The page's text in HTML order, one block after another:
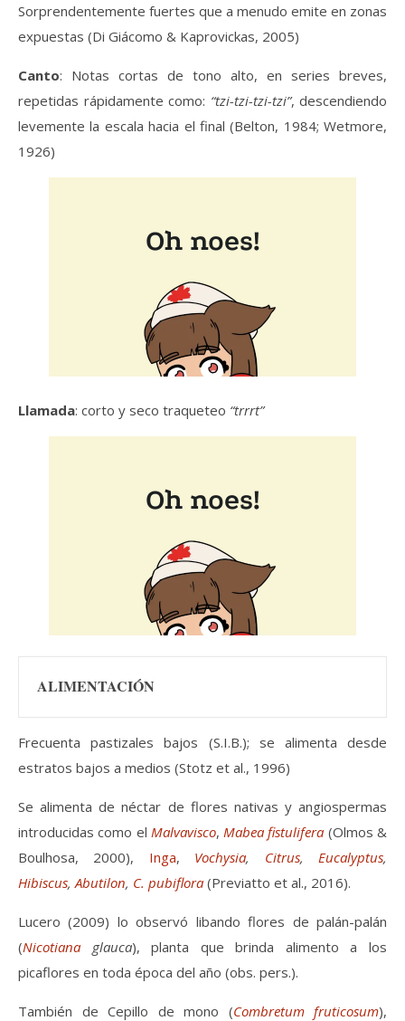
Sorprendentemente fuertes que a menudo emite en zonas
expuestas (Di Giácomo & Kaprovickas, 2005)
Canto: Notas cortas de tono alto, en series breves,
repetidas rápidamente como: “tzi-tzi-tzi-tzi”, descendiendo
levemente la escala hacia el final (Belton, 1984; Wetmore,
1926)
Llamada: corto y seco traqueteo “trrrt”
ALIMENTACIÓN
Frecuenta pastizales bajos (S.I.B.); se alimenta desde
estratos bajos a medios (Stotz et al., 1996)
Se alimenta de néctar de flores nativas y angiospermas
introducidas como el Malvavisco, Mabea fistulifera (Olmos &
Boulhosa, 2000), Inga, Vochysia, Citrus, Eucalyptus,
Hibiscus, Abutilon, C. pubiflora (Previatto et al., 2016).
Lucero (2009) lo observó libando flores de palán-palán
(Nicotiana glauca), planta que brinda alimento a los
picaflores en toda época del año (obs. pers.).
También de Cepillo de mono (Combretum fruticosum),